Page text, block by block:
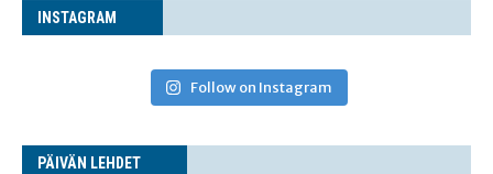
INS­TA­GRAM
Follow on Instagram
PÄI­VÄN LEHDET